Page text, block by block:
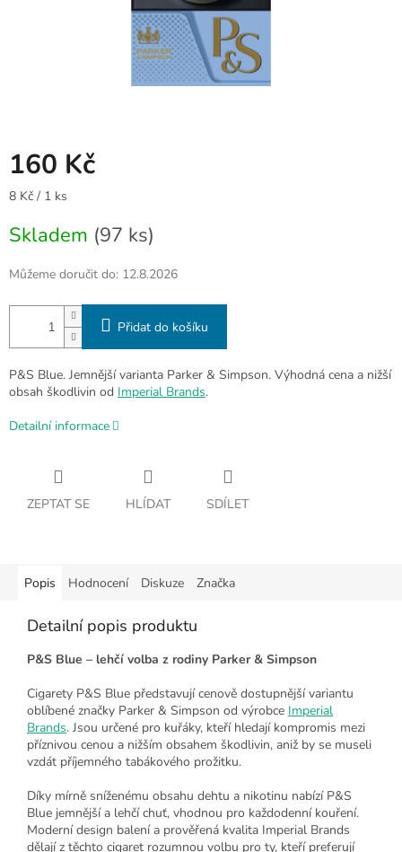
160 Kč
Měrná
8 Kč / 1 ks
Skladem (97 ks)
Můžeme doručit do: 12.8.2026
Přidat do košíku
P&S Blue. Jemnější varianta Parker & Simpson. Výhodná cena a nižší
obsah škodlivin od Imperial Brands.
Detailní informace
ZEPTAT SE HLÍDAT SDÍLET
Popis Hodnocení Diskuze Značka
Detailní popis produktu
P&S Blue – lehčí volba z rodiny Parker & Simpson
Cigarety P&S Blue představují cenově dostupnější variantu
oblíbené značky Parker & Simpson od výrobce Imperial
Brands. Jsou určené pro kuřáky, kteří hledají kompromis mezi
příznivou cenou a nižším obsahem škodlivin, aniž by se museli
vzdát příjemného tabákového prožitku.
Díky mírně sníženému obsahu dehtu a nikotinu nabízí P&S
Blue jemnější a lehčí chuť, vhodnou pro každodenní kouření.
Moderní design balení a prověřená kvalita Imperial Brands
dělají z těchto cigaret rozumnou volbu pro ty, kteří preferují